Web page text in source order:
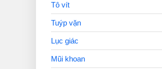
Tô vít
Tuýp vặn
Lục giác
Mũi khoan